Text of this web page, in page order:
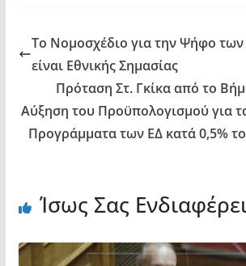
Το Νομοσχέδιο για την Ψήφο
είναι Εθνικής Σημασίας
Πρόταση Στ. Γκίκα από το
Αύξηση του Προϋπολογισμού για
Προγράμματα των ΕΔ κατά 0,5%
Ίσως Σας